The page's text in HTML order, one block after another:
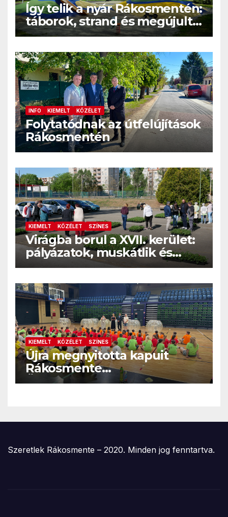
Így telik a nyár Rákosmentén:
táborok, strand és megújult
közösségi terek
INFO KIEMELT KÖZÉLET
Folytatódnak az útfelújítások
Rákosmentén
KIEMELT KÖZÉLET SZÍNES
Virágba borul a XVII. kerület:
pályázatok, muskátlik és
közösségi kertek
KIEMELT KÖZÉLET SZÍNES
Újra megnyitotta kapuit
Rákosmente
Önkormányzatának nyári
Szeretlek Rákosmente – 2020. Minden jog fenntartva.